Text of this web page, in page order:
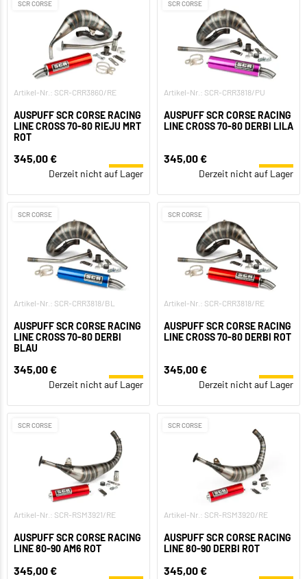
SCR CORSE
Artikel-Nr.: SCR-CRR3860/RE
AUSPUFF SCR CORSE RACING
LINE CROSS 70-80 RIEJU MRT
ROT
345,00 €
Derzeit nicht auf Lager
SCR CORSE
Artikel-Nr.: SCR-CRR3818/PU
AUSPUFF SCR CORSE RACING
LINE CROSS 70-80 DERBI LILA
345,00 €
Derzeit nicht auf Lager
SCR CORSE
Artikel-Nr.: SCR-CRR3818/BL
AUSPUFF SCR CORSE RACING
LINE CROSS 70-80 DERBI
BLAU
345,00 €
Derzeit nicht auf Lager
SCR CORSE
Artikel-Nr.: SCR-CRR3818/RE
AUSPUFF SCR CORSE RACING
LINE CROSS 70-80 DERBI ROT
345,00 €
Derzeit nicht auf Lager
SCR CORSE
Artikel-Nr.: SCR-RSM3921/RE
AUSPUFF SCR CORSE RACING
LINE 80-90 AM6 ROT
345,00 €
SCR CORSE
Artikel-Nr.: SCR-RSM3920/RE
AUSPUFF SCR CORSE RACING
LINE 80-90 DERBI ROT
345,00 €